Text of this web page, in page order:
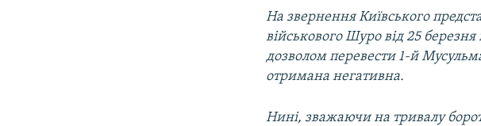
На звернення Київського
військового Шуро від 25 березня
дозволом перевести 1-й
отримана негативна.
Нині, зважаючи на тривалу